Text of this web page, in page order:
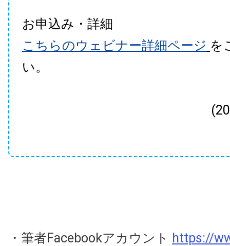
お申込み・詳細
こちらのウェビナー詳細ページ を
い。
・筆者Facebookアカウント https://